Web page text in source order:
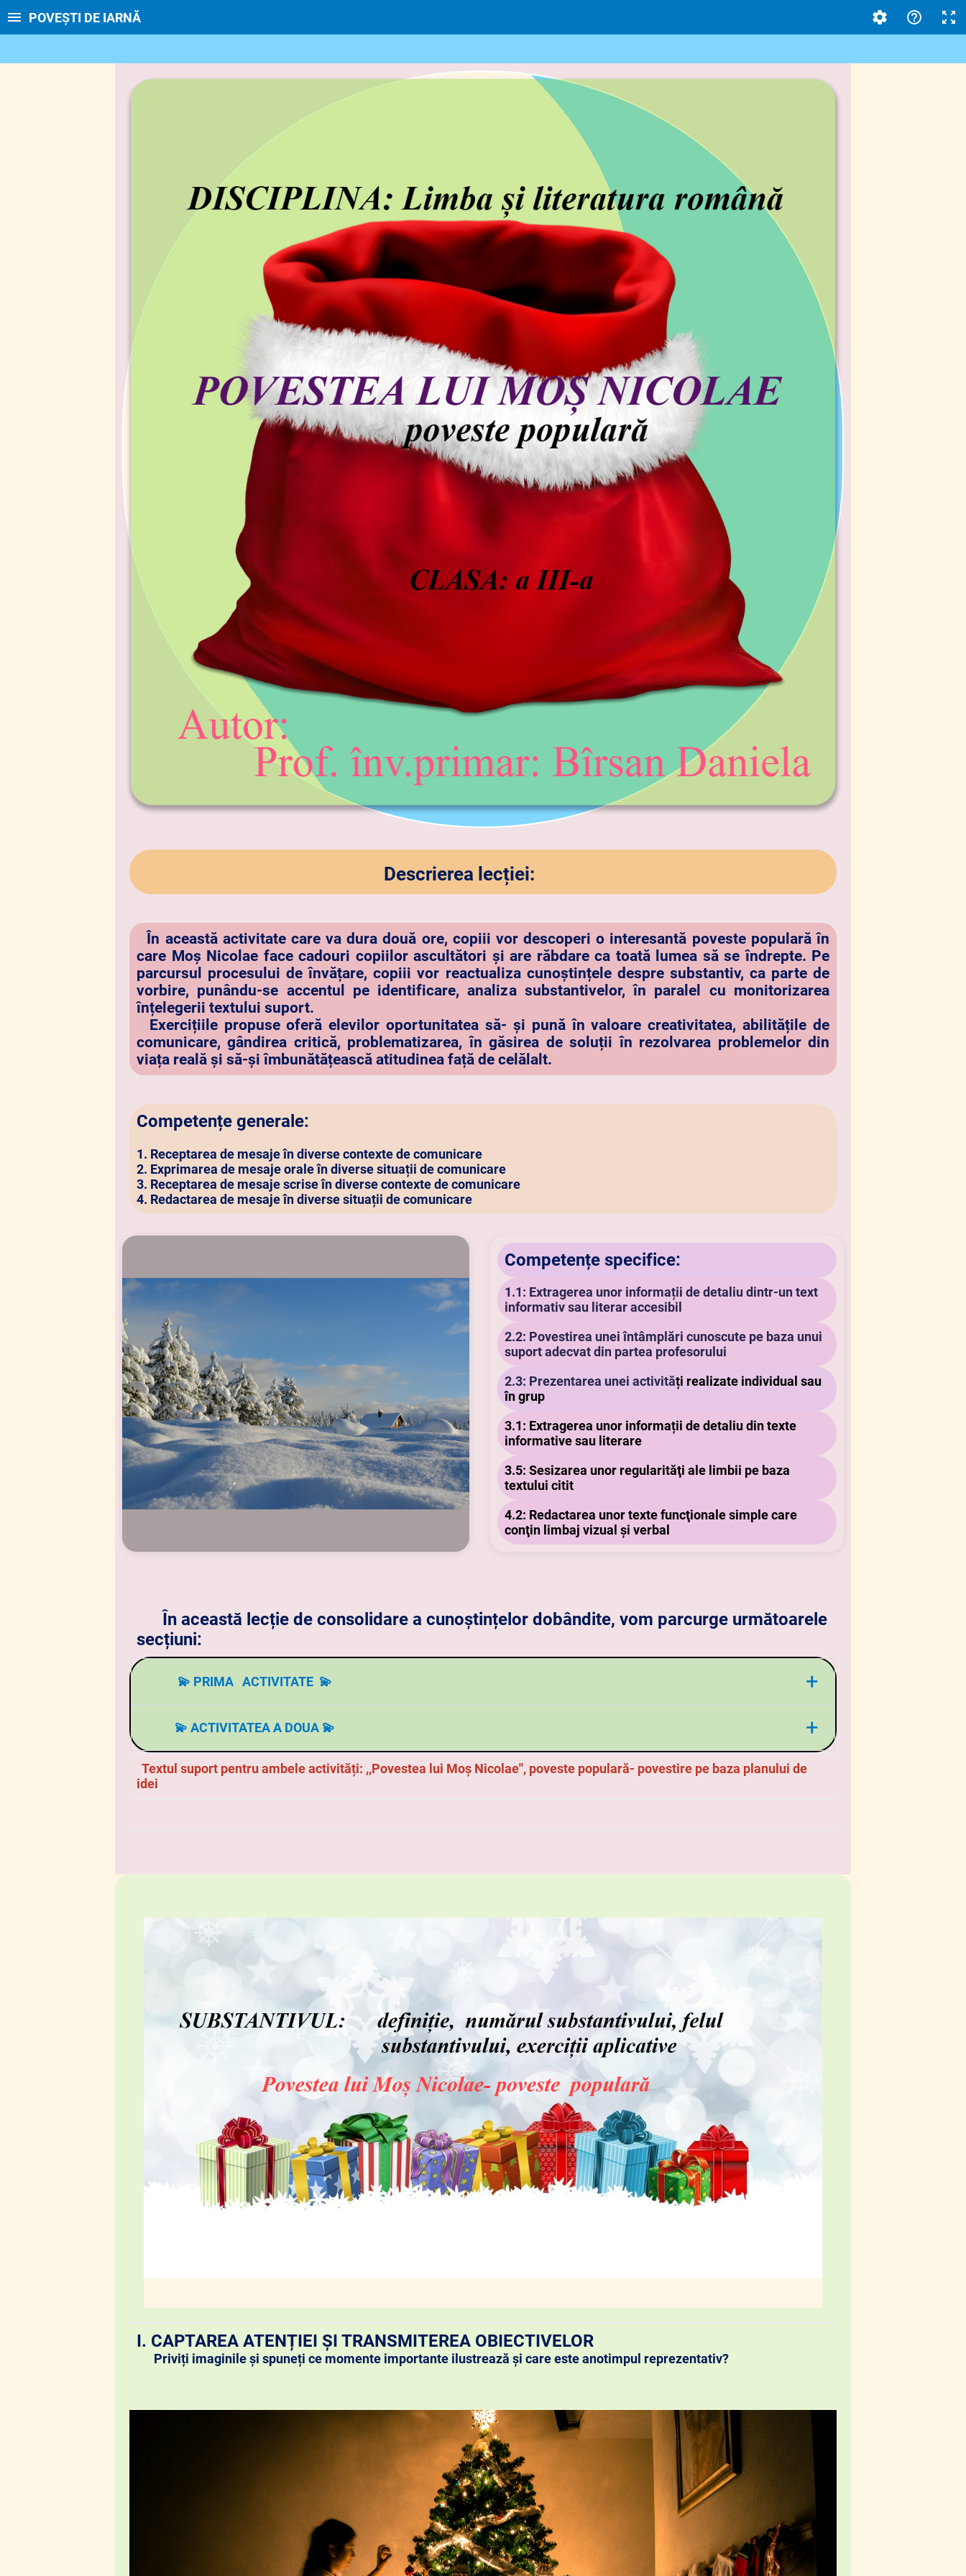
POVEȘTI DE IARNĂ
Descrierea lecției:
În această activitate care va dura două ore, copiii vor descoperi o interesantă poveste populară în
care Moș Nicolae face cadouri copiilor ascultători și are răbdare ca toată lumea să se îndrepte. Pe
parcursul procesului de învățare, copiii vor reactualiza cunoștințele despre substantiv, ca parte de
vorbire, punându-se accentul pe identificare, analiza substantivelor, în paralel cu monitorizarea
înțelegerii textului suport.
Exercițiile propuse oferă elevilor oportunitatea să- și pună în valoare creativitatea, abilitățile de
comunicare, gândirea critică, problematizarea, în găsirea de soluții în rezolvarea problemelor din
viața reală și să-și îmbunătățească atitudinea față de celălalt.
Competențe generale:
1. Receptarea de mesaje în diverse contexte decomunicare
2. Exprimarea de mesaje orale în diverse situații de comunicare
3. Receptarea de mesaje scrise în diverse contexte de comunicare
4. Redactarea de mesaje în diverse situații de comunicare
Competențe specifice:
1.1: Extragerea unor informații de detaliu dintr-un text
informativ sau literar accesibil
2.2: Povestirea unei întâmplări cunoscute pe baza unui
suport adecvat din partea profesorului
2.3: Prezentarea unei activități realizate individual sau
în grup
3.1: Extragerea unor informații de detaliu din texte
informative sau literare
3.5: Sesizarea unor regularităţi ale limbii pe baza
textului citit
4.2: Redactarea unor texte funcţionale simple care
conţin limbaj vizual şi verbal
În această lecție de consolidare a cunoștințelor dobândite, vom parcurge următoarele
secțiuni:
💫 PRIMA ACTIVITATE 💫 +
1. SUBSTANTIVUL: definiţie, felul substantivului, numărul substantivului, ex. aplicativ
💫 ACTIVITATEA A DOUA 💫 +
2. SUBSTANTIVUL: genul substantivului, ex. aplicative
Textul suport pentru ambele activități: ,,Povestea lui Moş Nicolae'', poveste populară- povestire pe baza planului de
idei
I. CAPTAREA ATENȚIEI ȘI TRANSMITEREA OBIECTIVELOR
Priviți imaginile și spuneți ce momente importante ilustrează și care este anotimpul reprezentativ?